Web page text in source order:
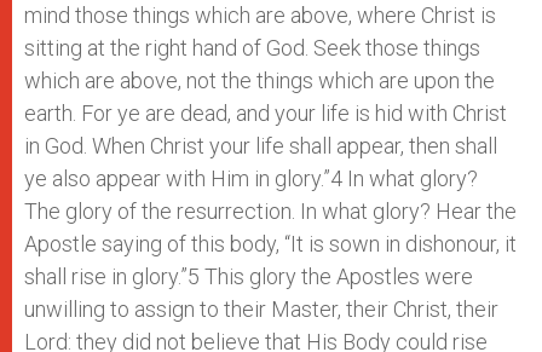
mind those things which are above, where Christ is
sitting at the right hand of God. Seek those things
which are above, not the things which are upon the
earth. For ye are dead, and your life is hid with Christ
in God. When Christ your life shall appear, then shall
ye also appear with Him in glory.”4 In what glory?
The glory of the resurrection. In what glory? Hear the
Apostle saying of this body, “It is sown in dishonour, it
shall rise in glory.”5 This glory the Apostles were
unwilling to assign to their Master, their Christ, their
Lord: they did not believe that His Body could rise